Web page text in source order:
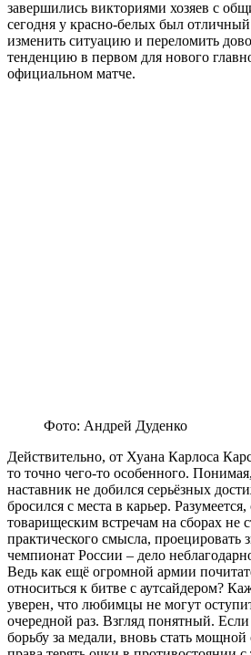
завершились викториями хозяев с
сегодня у красно-белых был
изменить ситуацию и переломить
тенденцию в первом для нового
официальном матче.
Фото: Андрей Дуденко
Действительно, от Хуана Карлоса
то точно чего-то особенного.
наставник не добился серьёзных
бросился с места в карьер.
товарищеским встречам на сборах не
практического смысла, проецировать
чемпионат России – дело
Ведь как ещё огромной армии
относиться к битве с аутсайдером?
уверен, что любимцы не могут
очередной раз. Взгляд понятный.
борьбу за медали, вновь стать